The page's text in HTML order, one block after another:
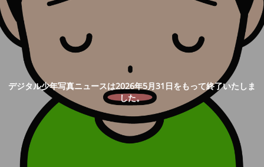
デジタル少年写真ニュースは2026年5月31日をもって終了いたしま
した。